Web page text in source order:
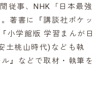
従事、NHK「日本最強
著書に『講談社ポケッ
小学館版 学習まんが日
土桃山時代)なども執
』などで取材・執筆を